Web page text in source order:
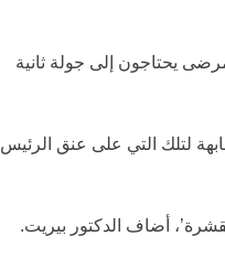
يحتاجون إلى جولة ثانية
لتلك التي على عنق الرئيس
أضاف الدكتور بيريت.